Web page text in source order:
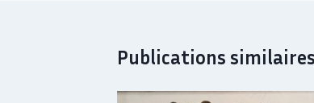
Publications similaires